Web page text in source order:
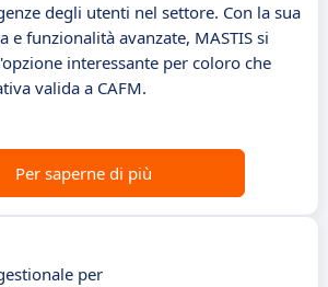
degli utenti nel settore. Con la sua
e funzionalità avanzate, MASTIS si
interessante per coloro che
valida a CAFM.
Per saperne di più
per